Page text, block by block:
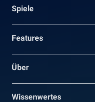
Spiele
Features
Über
Wissenwertes